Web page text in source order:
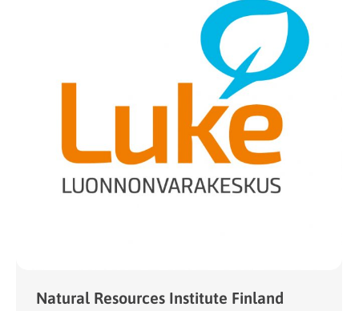
Natural Resources Institute Finland